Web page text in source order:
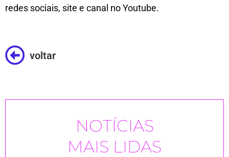
redes sociais, site e canal no Youtube.
voltar
NOTÍCIAS
MAIS LIDAS